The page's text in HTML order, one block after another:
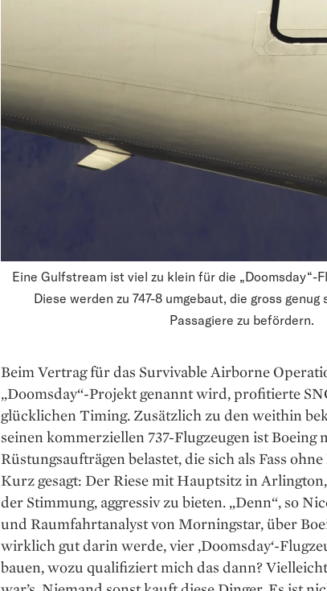
Eine Gulfstream ist viel zu klein für die „Doomsday“-
Diese werden zu 747-8 umgebaut, die gross
Passagiere zu befördern.
Beim Vertrag für das Survivable Airborne
„Doomsday“-Projekt genannt wird, profitierte
glücklichen Timing. Zusätzlich zu den weithin
seinen kommerziellen 737-Flugzeugen ist Boeing
Rüstungsaufträgen belastet, die sich als Fass
Kurz gesagt: Der Riese mit Hauptsitz in
der Stimmung, aggressiv zu bieten. „Denn“, so
und Raumfahrtanalyst von Morningstar, über
wirklich gut darin werde, vier ‚Doomsday‘-
bauen, wozu qualifiziert mich das dann?